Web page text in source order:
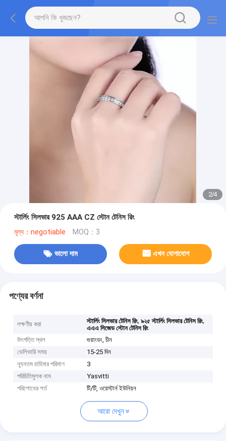
2/4
স্টার্লিং সিলভার 925 AAA CZ স্টোন টেনিস রিং
মূল্য：negotiable MOQ：3
ভালো দাম এখন যোগাযোগ
পণ্যের বর্ণনা
লক্ষণীয় করা স্টার্লিং সিলভার টেনিস রিং,৯২৫ স্টার্লিং সিলভার টেনিস রিং,
এএএ সিজেড স্টোন টেনিস রিং
উৎপত্তি স্থল
গুয়াংডং, চীন
ডেলিভারি সময়
15-25 দিন
ন্যূনতম চাহিদার পরিমাণ
3
পরিচিতিমুলক নাম
Yasvitti
পরিশোধের শর্ত
টি/টি, ওয়েস্টার্ন ইউনিয়ন
আরো দেখুন